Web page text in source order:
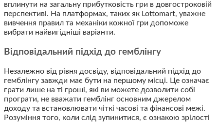
вплинути на загальну прибутковість гри в довгостроковій
перспективі. На платформах, таких як Lottomart, уважне
вивчення правил та механіки кожної гри допоможе
вибрати найвигідніші варіанти.
Відповідальний підхід до гемблінгу
Незалежно від рівня досвіду, відповідальний підхід до
гемблінгу завжди має бути на першому місці. Це означає
грати лише на ті гроші, які ви можете дозволити собі
програти, не вважати гемблінг основним джерелом
доходу та встановлювати чіткі часові та фінансові межі.
Розуміння того, коли слід зупинитися, є ознакою зрілості